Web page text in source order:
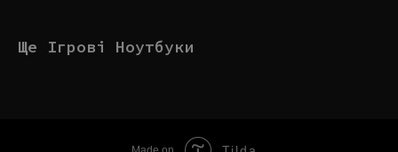
Ще Ігрові Ноутбуки